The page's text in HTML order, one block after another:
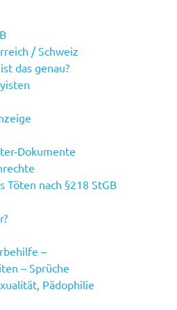
/ Schweiz
das genau?
Dokumente
Töten nach §218 StGB
–
– Sprüche
Pädophilie